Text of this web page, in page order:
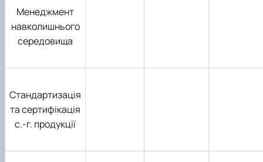
Менеджмент
навколишнього
середовища
Стандартизація
та сертифікація
с.-г. продукції